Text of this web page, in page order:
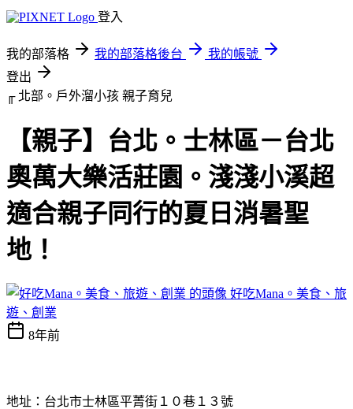
登入
我的部落格 我的部落格後台
我的帳號
登出
╓ 北部。戶外溜小孩 親子育兒
【親子】台北。士林區－台北
奧萬大樂活莊園。淺淺小溪超
適合親子同行的夏日消暑聖
地！
好吃Mana。美食、旅
遊、創業
8年前
地址：台北市士林區平菁街１０巷１３號